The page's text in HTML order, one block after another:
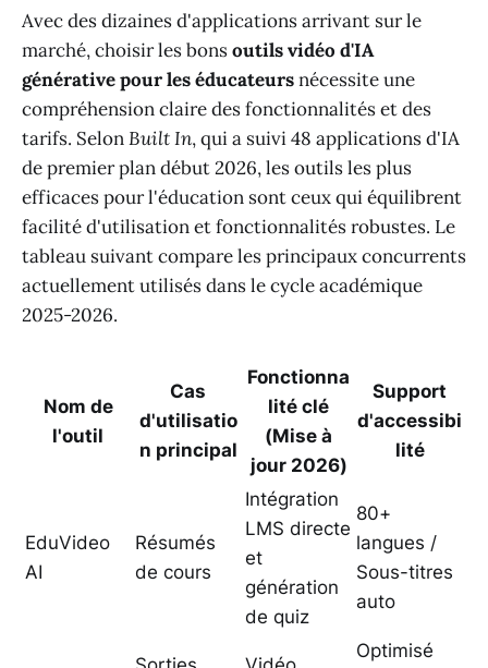
Avec des dizaines d'applications arrivant sur le
marché, choisir les bonsoutils vidéo d'IA
générative pour les éducateursnécessite une
compréhension claire des fonctionnalités et des
tarifs. SelonBuilt In, qui a suivi 48 applications d'IA
de premier plan début 2026, les outils les plus
efficaces pour l'éducation sont ceux qui équilibrent
facilité d'utilisation et fonctionnalités robustes. Le
tableau suivant compare les principaux concurrents
actuellement utilisés dans le cycle académique
2025-2026.
Nom de
l'outil
Cas
d'utilisatio
n principal
Fonctionna
lité clé
(Mise à
jour 2026)
Support
d'accessibi
lité
EduVideo
AI
Résumés
de cours
Intégration
LMS directe
et
génération
de quiz
80+
langues /
Sous-titres
auto
Optimisé